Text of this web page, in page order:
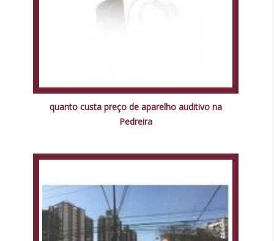
quanto custa preço de aparelho auditivo na
Pedreira